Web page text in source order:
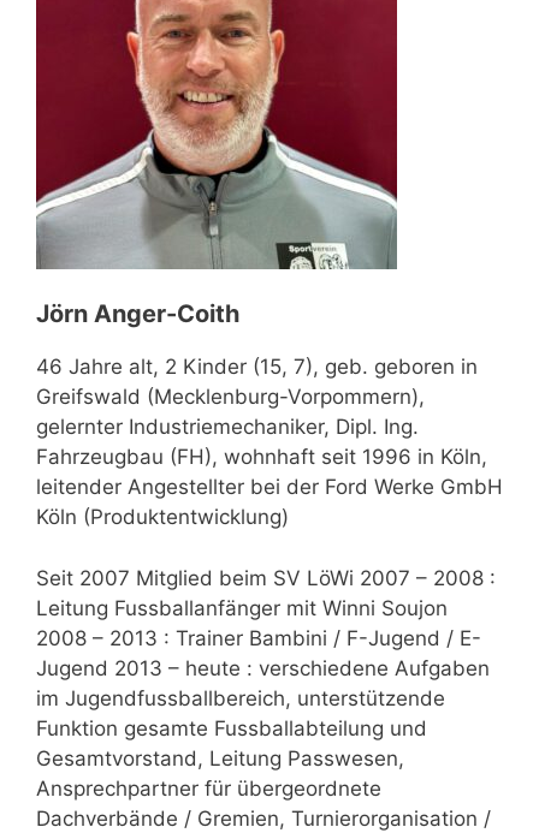
Jörn Anger-Coith
46 Jahre alt, 2 Kinder (15, 7), geb. geboren in
Greifswald (Mecklenburg-Vorpommern),
gelernter Industriemechaniker, Dipl. Ing.
Fahrzeugbau (FH), wohnhaft seit 1996 in Köln,
leitender Angestellter bei der Ford Werke GmbH
Köln (Produktentwicklung)
Seit 2007 Mitglied beim SV LöWi 2007 – 2008 :
Leitung Fussballanfänger mit Winni Soujon
2008 – 2013 : Trainer Bambini / F-Jugend / E-
Jugend 2013 – heute : verschiedene Aufgaben
im Jugendfussballbereich, unterstützende
Funktion gesamte Fussballabteilung und
Gesamtvorstand, Leitung Passwesen,
Ansprechpartner für übergeordnete
Dachverbände / Gremien, Turnierorganisation /